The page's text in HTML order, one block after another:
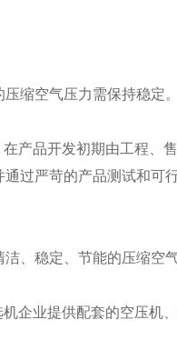
缩空气压力需保持稳定。
产品开发初期由工程、
过严苛的产品测试和可
、稳定、节能的压缩空
企业提供配套的空压机